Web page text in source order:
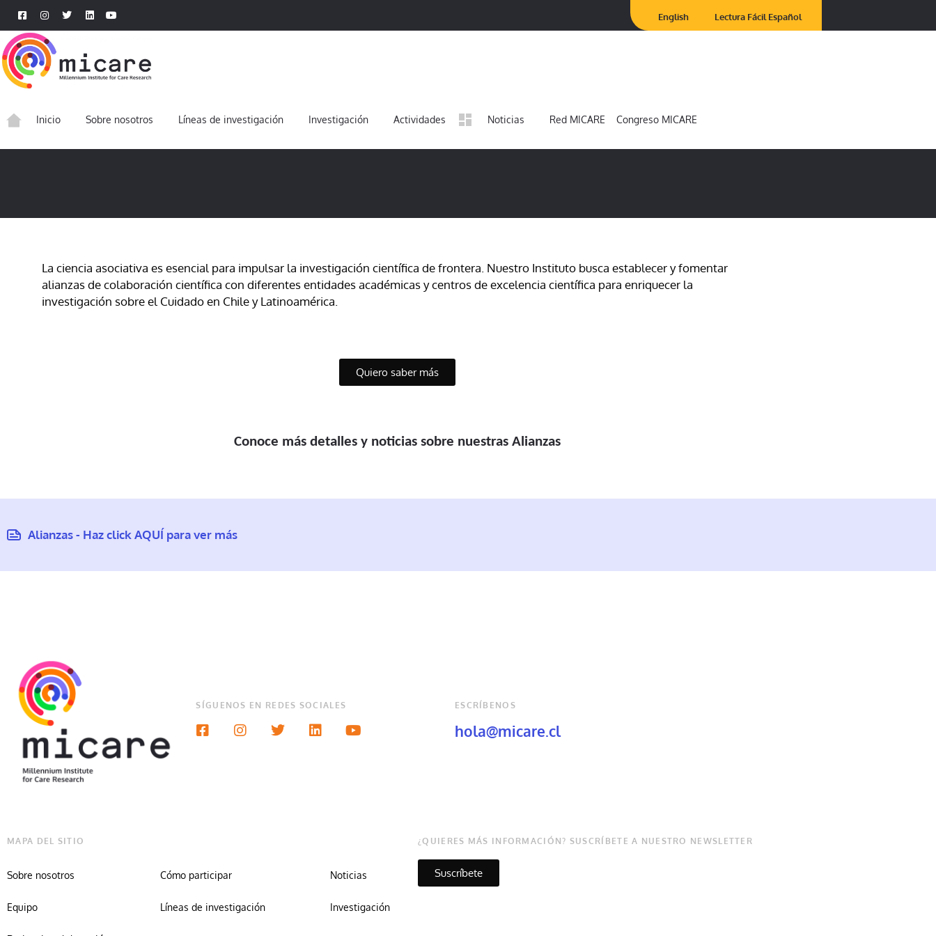
English Lectura Fácil Español
Inicio Sobre nosotros Líneas de investigación Investigación Actividades Noticias Red MICARE Congreso MICARE
La ciencia asociativa es esencial para impulsar la investigación científica de frontera. Nuestro Instituto busca establecer y fomentar
alianzas de colaboración científica con diferentes entidades académicas y centros de excelencia científica para enriquecer la
investigación sobre el Cuidado en Chile y Latinoamérica.
Quiero saber más
Conoce más detalles y noticias sobre nuestras Alianzas
Alianzas - Haz click AQUÍ para ver más
SÍGUENOS EN REDES SOCIALES ESCRÍBENOS
hola@micare.cl
MAPA DEL SITIO
Sobre nosotros
Equipo
Cómo participar
Líneas de investigación
Noticias
Investigación
¿QUIERES MÁS INFORMACIÓN? SUSCRÍBETE A NUESTRO NEWSLETTER
Suscríbete